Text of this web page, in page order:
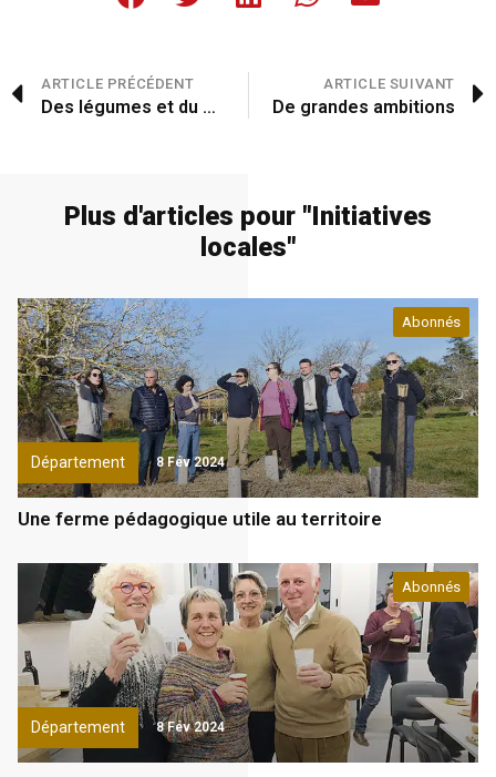
ARTICLE PRÉCÉDENT
Des légumes et du pain bio pour le marché local
ARTICLE SUIVANT
De grandes ambitions
Plus d'articles pour "Initiatives
locales"
Département
Abonnés
8 Fév 2024
Une ferme pédagogique utile au territoire
Département
Abonnés
8 Fév 2024